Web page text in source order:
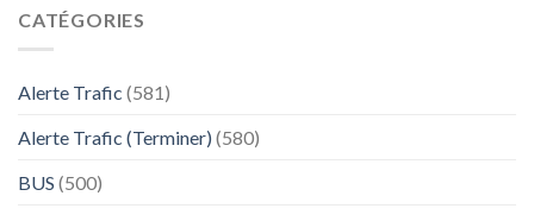
CATÉGORIES
Alerte Trafic (581)
Alerte Trafic (Terminer) (580)
BUS (500)